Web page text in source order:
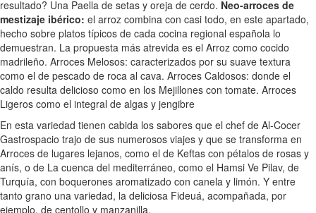
resultado? Una Paella de setas y oreja de cerdo. Neo-arroces de
mestizaje ibérico: el arroz combina con casi todo, en este apartado,
hecho sobre platos típicos de cada cocina regional española lo
demuestran. La propuesta más atrevida es el Arroz como cocido
madrileño. Arroces Melosos: caracterizados por su suave textura
como el de pescado de roca al cava. Arroces Caldosos: donde el
caldo resulta delicioso como en los Mejillones con tomate. Arroces
Ligeros como el integral de algas y jengibre
En esta variedad tienen cabida los sabores que el chef de Al-Cocer
Gastrospacio trajo de sus numerosos viajes y que se transforma en
Arroces de lugares lejanos, como el de Keftas con pétalos de rosas y
anís, o de La cuenca del mediterráneo, como el Hamsi Ve Pilav, de
Turquía, con boquerones aromatizado con canela y limón. Y entre
tanto grano una variedad, la deliciosa Fideuá, acompañada, por
ejemplo, de centollo y manzanilla.